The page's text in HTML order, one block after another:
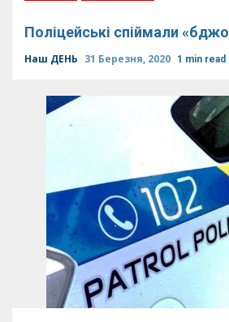
Поліцейські спіймали
Наш ДЕНЬ 31 Березня, 2020 1 min read